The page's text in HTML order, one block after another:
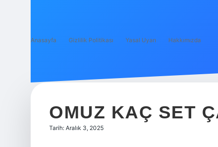
Anasayfa Gizlilik Politikası Yasal Uyarı Hakkımızda
OMUZ KAÇ SET
Tarih: Aralık 3, 2025